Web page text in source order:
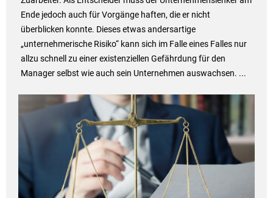
Ende jedoch auch für Vorgänge haften, die er nicht
überblicken konnte. Dieses etwas andersartige
„unternehmerische Risiko“ kann sich im Falle eines Falles nur
allzu schnell zu einer existenziellen Gefährdung für den
Manager selbst wie auch sein Unternehmen auswachsen. ...